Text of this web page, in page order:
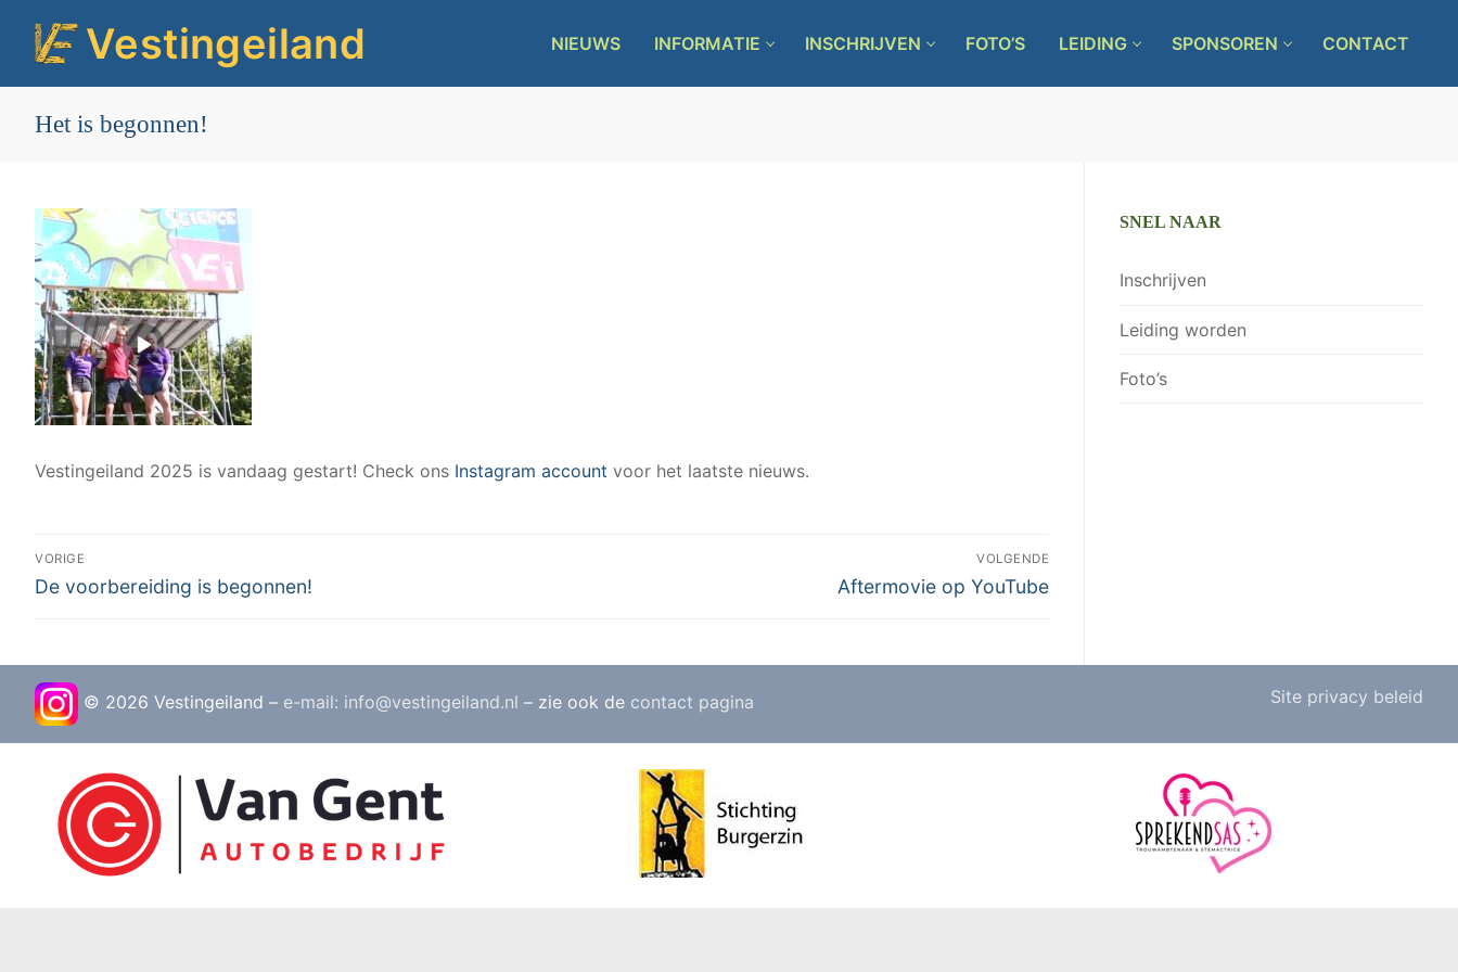
inhoud
Vestingeiland NIEUWS INFORMATIE INSCHRIJVEN FOTO’S LEIDING SPONSOREN CONTACT
Het is begonnen!
Vestingeiland 2025 is vandaag gestart! Check ons Instagram account voor het laatste nieuws.
Bericht
navigatie
VORIGE
Vorig
De voorbereiding is begonnen!
VOLGENDE
Volgend
Aftermovie op YouTube
SNEL NAAR
Inschrijven
Leiding worden
Foto’s
© 2026 Vestingeiland – e-mail: info@vestingeiland.nl – zie ook de contact pagina Site privacy beleid